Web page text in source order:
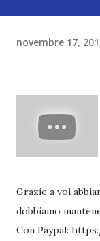
novembre 17,
Grazie a voi
dobbiamo
Con Paypal: